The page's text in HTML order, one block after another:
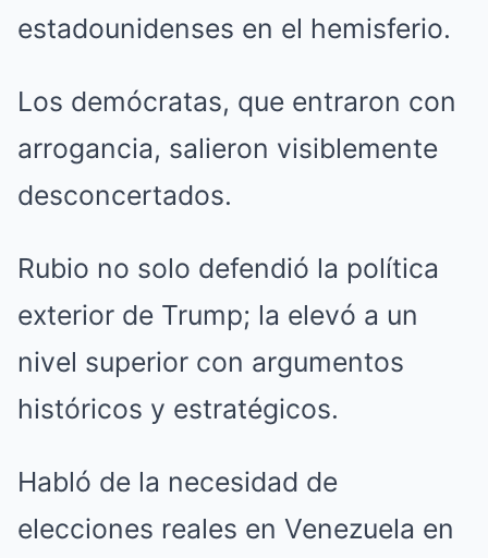
estadounidenses en el hemisferio.
Los demócratas, que entraron con
arrogancia, salieron visiblemente
desconcertados.
Rubio no solo defendió la política
exterior de Trump; la elevó a un
nivel superior con argumentos
históricos y estratégicos.
Habló de la necesidad de
elecciones reales en Venezuela en